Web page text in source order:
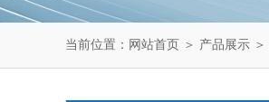
当前位置： 网站首页 ＞ 产品展示 ＞